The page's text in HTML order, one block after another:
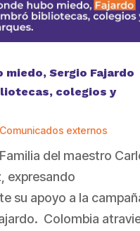
miedo, Sergio Fajardo
colegios y
Comunicados externos
del maestro
expresando
su apoyo a la
Colombia